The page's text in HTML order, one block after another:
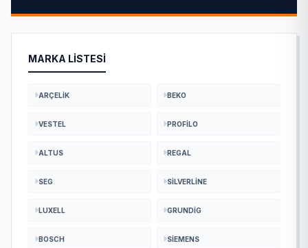
MARKA LISTESI
ARÇELIK BEKO
VESTEL PROFILO
ALTUS REGAL
SEG SILVERLINE
LUXELL GRUNDIG
BOSCH SIEMENS